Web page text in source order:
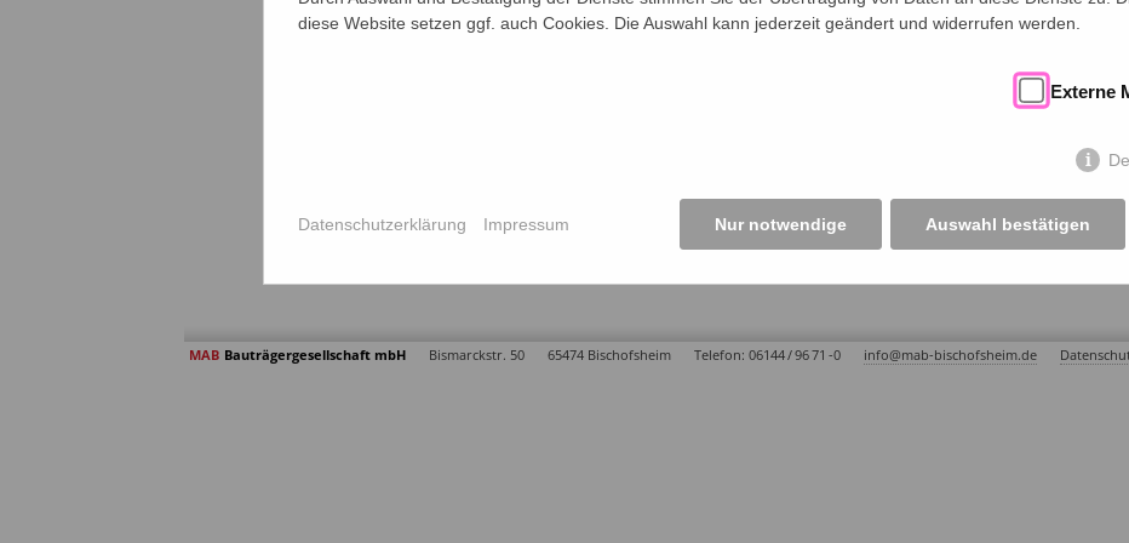
MAB Bauträgergesellschaft mbH Bismarckstr. 50 65474 Bischofsheim Telefon: 06144 / 96 71 -0 info@mab-bischofsheim.de
diese Website setzen ggf. auch Cookies. Die Auswahl kann jederzeit geändert und widerrufen werden.
Externe
Nur notwendige Auswahl bestätigen
Datenschutzerklärung Impressum